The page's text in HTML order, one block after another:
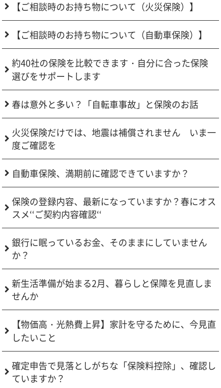
【ご相談時のお持ち物について（火災保険）】
【ご相談時のお持ち物について（自動車保険）】
約40社の保険を比較できます・自分に合った保険
選びをサポートします
春は意外と多い？「自転車事故」と保険のお話
火災保険だけでは、地震は補償されません いま一
度ご確認を
自動車保険、満期前に確認できていますか？
保険の登録内容、最新になっていますか？春にオス
スメ‘‘ご契約内容確認‘‘
銀行に眠っているお金、そのままにしていません
か？
新生活準備が始まる2月、暮らしと保障を見直しま
せんか
【物価高・光熱費上昇】家計を守るために、今見直
したいこと
確定申告で見落としがちな「保険料控除」、確認し
ていますか？